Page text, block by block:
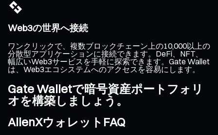
Web3の世界へ接続
ワンクリックで、複数ブロックチェーン上の10,000以上の
分散型アプリケーションに接続できます。DeFi、NFT、
幅広いWeb3サービスを手軽に探索できます。Gate Wallet
は、Web3エコシステムへのアクセスを容易にします。
Gate Walletで暗号資産ポートフォリ
オを構築しましょう。
AlienXウォレットFAQ